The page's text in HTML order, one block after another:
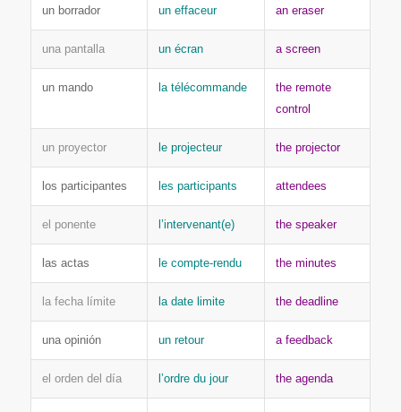
un borrador un effaceur an eraser
una pantalla un écran a screen
un mando la télécommande
the remote
control
un proyector le projecteur the projector
los participantes les participants attendees
el ponente l’intervenant(e) the speaker
las actas le compte-rendu the minutes
la fecha límite la date limite the deadline
una opinión un retour a feedback
el orden del día l’ordre du jour the agenda